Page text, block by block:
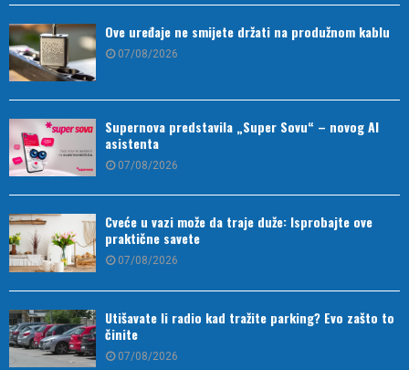
Ove uređaje ne smijete držati na produžnom kablu
07/08/2026
Supernova predstavila „Super Sovu“ – novog AI
asistenta
07/08/2026
Cveće u vazi može da traje duže: Isprobajte ove
praktične savete
07/08/2026
Utišavate li radio kad tražite parking? Evo zašto to
činite
07/08/2026